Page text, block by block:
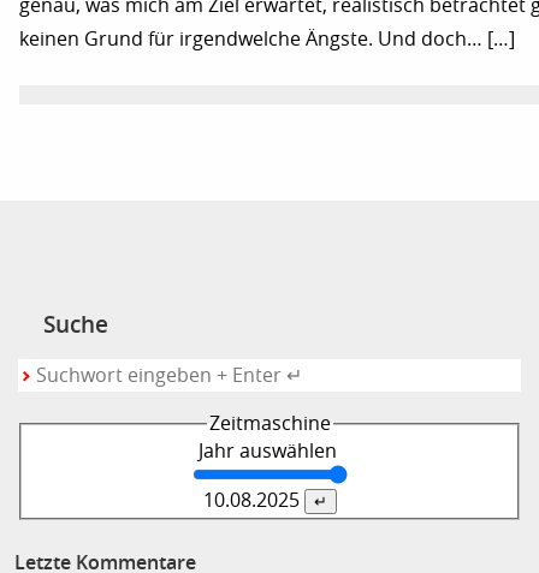
genau, was mich am Ziel erwartet, realistisch betrachtet
keinen Grund für irgendwelche Ängste. Und doch… […]
Suche
Zeitmaschine
Jahr auswählen
10.08.2025
Letzte Kommentare